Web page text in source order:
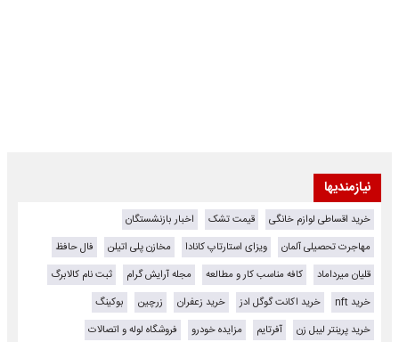
نیازمندیها
خرید اقساطی لوازم خانگی قیمت تشک
اخبار بازنشستگان
مهاجرت تحصیلی آلمان
ویزای استارتاپ کانادا مخازن پلی اتیلن
فال حافظ
قلیان میرداماد
کافه مناسب کار و مطالعه مجله آرایش گرام
ثبت نام کالابرگ
خرید nft
خرید اکانت گوگل ادز خرید زعفران زرچین
بوکینگ
خرید پرینتر لیبل زن
آفرتایم مزایده خودرو
فروشگاه لوله و اتصالات